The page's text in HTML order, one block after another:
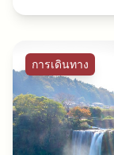
การเดินทาง